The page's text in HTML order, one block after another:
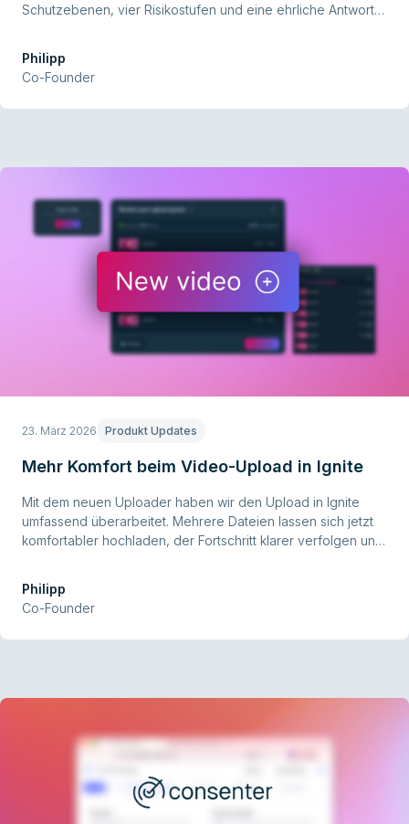
Schutzebenen, vier Risikostufen und eine ehrliche Antwort
Philipp
Co-Founder
23. März 2026 Produkt Updates
Mehr Komfort beim Video-Upload in Ignite
Mit dem neuen Uploader haben wir den Upload in Ignite
umfassend überarbeitet. Mehrere Dateien lassen sich jetzt
komfortabler hochladen, der Fortschritt klarer verfolgen und
Philipp
Co-Founder